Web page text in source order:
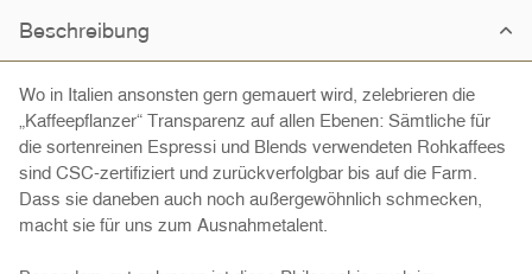
Beschreibung
Wo in Italien ansonsten gern gemauert wird, zelebrieren die
„Kaffeepflanzer“ Transparenz auf allen Ebenen: Sämtliche für
die sortenreinen Espressi und Blends verwendeten Rohkaffees
sind CSC-zertifiziert und zurückverfolgbar bis auf die Farm.
Dass sie daneben auch noch außergewöhnlich schmecken,
macht sie für uns zum Ausnahmetalent.